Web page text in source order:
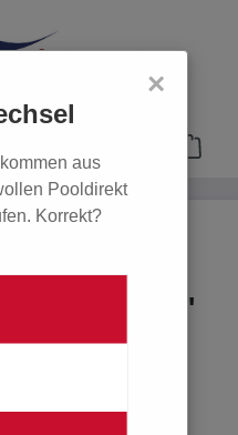
×
aus
Pooldirekt
Korrekt?
1"